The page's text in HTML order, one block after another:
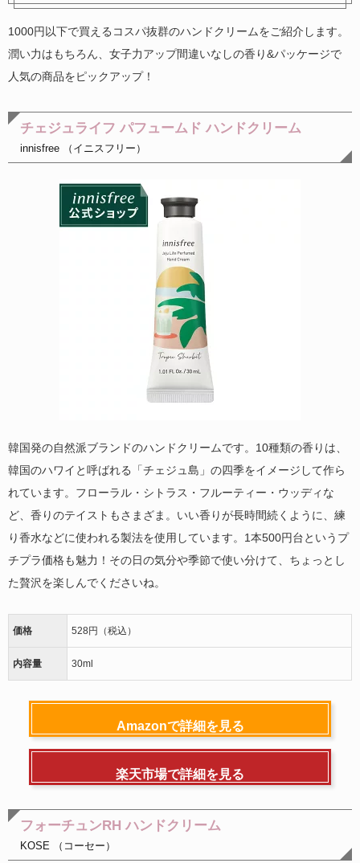
1000円以下で買えるコスパ抜群のハンドクリームをご紹介します。
潤い力はもちろん、女子力アップ間違いなしの香り&パッケージで
人気の商品をピックアップ！
チェジュライフ パフュームド ハンドクリーム
innisfree （イニスフリー）
韓国発の自然派ブランドのハンドクリームです。10種類の香りは、
韓国のハワイと呼ばれる「チェジュ島」の四季をイメージして作ら
れています。フローラル・シトラス・フルーティー・ウッディな
ど、香りのテイストもさまざま。いい香りが長時間続くように、練
り香水などに使われる製法を使用しています。1本500円台というプ
チプラ価格も魅力！その日の気分や季節で使い分けて、ちょっとし
た贅沢を楽しんでくださいね。
価格 528円（税込）
内容量 30ml
Amazonで詳細を見る
楽天市場で詳細を見る
フォーチュンRH ハンドクリーム
KOSE （コーセー）